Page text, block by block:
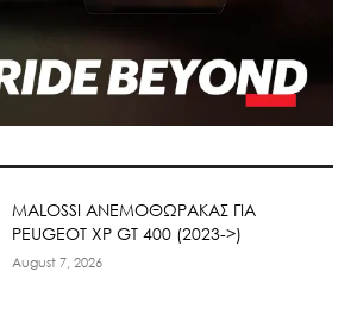
ΜΑLOSSI ΑΝΕΜΟΘΩΡΑΚΑΣ ΓΙΑ
PEUGEOT XP GT 400 (2023->)
August 7, 2026